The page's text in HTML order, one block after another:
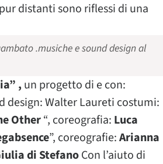
distanti sono riflessi di una
.musiche e sound design al
, un progetto di e con:
design: Walter Laureti costumi:
Other“, coreografia: Luca
”, coreografie:Arianna
di StefanoCon l’aiuto di